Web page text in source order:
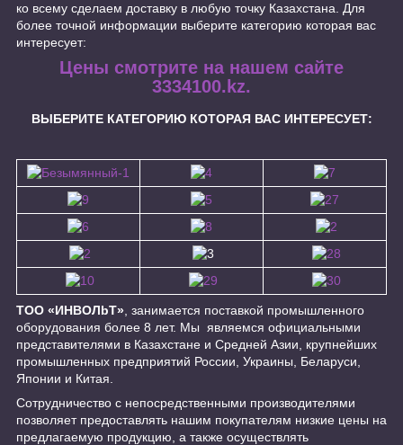
ко всему сделаем доставку в любую точку Казахстана. Для
более точной информации выберите категорию которая вас
интересует:
Цены смотрите на нашем сайте
3334100.kz.
ВЫБЕРИТЕ КАТЕГОРИЮ КОТОРАЯ ВАС ИНТЕРЕСУЕТ:
ТОО «ИНBOЛbT» , занимается поставкой промышленного
оборудования более 8 лет. Мы являемся официальными
представителями в Казахстане и Средней Азии, крупнейших
промышленных предприятий России, Украины, Беларуси,
Японии и Китая.
Сотрудничество с непосредственными производителями
позволяет предоставлять нашим покупателям низкие цены на
предлагаемую продукцию, а также осуществлять